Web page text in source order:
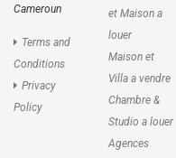
Cameroun
Terms and
Conditions
Privacy
Policy
et Maison a
louer
Maison et
Villa a vendre
Chambre &
Studio a louer
Agences